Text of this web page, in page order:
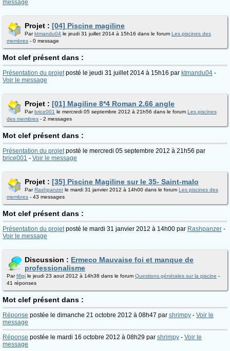
message
Projet : [04] Piscine magiline
Parktmandu04 le jeudi 31 juillet 2014 à 15h16 dans le forum Les piscines des
membres - 0 message
Mot clef présent dans :
Présentation du projetposté le jeudi 31 juillet 2014 à 15h16 par ktmandu04 -
Voir le message
Projet : [01] Magiline 8*4 Roman 2.66 angle
Parbrice001 le mercredi 05 septembre 2012 à 21h56 dans le forum Les piscines
des membres - 2 messages
Mot clef présent dans :
Présentation du projetposté le mercredi 05 septembre 2012 à 21h56 par
brice001 - Voir le message
Projet : [35] Piscine Magiline sur le 35- Saint-malo
ParRashpanzerle mardi 31 janvier 2012 à 14h00 dans le forum Les piscines des
membres - 43 messages
Mot clef présent dans :
Présentation du projetposté le mardi 31 janvier 2012 à 14h00 par Rashpanzer -
Voir le message
Discussion : Ermeco Mauvaise foi et manque de
professionalisme
Parfifigi le jeudi 23 aout 2012 à 14h38 dans le forum Questions générales sur la piscine -
41 réponses
Mot clef présent dans :
Réponse postée le dimanche 21 octobre 2012 à 08h47 par shrimpy - Voir le
message
Réponse postée le mardi 16 octobre 2012 à 08h29 par shrimpy - Voir le
message